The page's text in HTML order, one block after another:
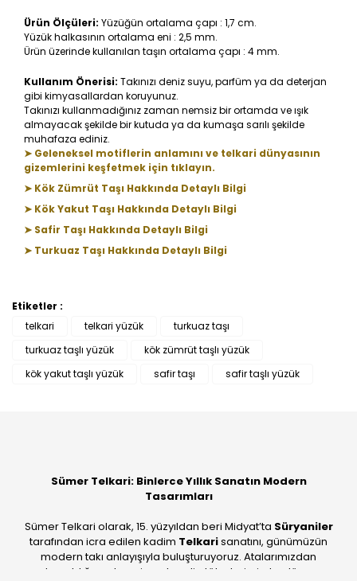
Ürün Ölçüleri: Yüzüğün ortalama çapı : 1,7 cm.
Yüzük halkasının ortalama eni : 2,5 mm.
Ürün üzerinde kullanılan taşın ortalama çapı : 4 mm.
Kullanım Önerisi: Takınızı deniz suyu, parfüm ya da deterjan
gibi kimyasallardan koruyunuz.
Takınızı kullanmadığınız zaman nemsiz bir ortamda ve ışık
almayacak şekilde bir kutuda ya da kumaşa sarılı şekilde
muhafaza ediniz.
➤ Geleneksel motiflerin anlamını ve telkari dünyasının
gizemlerini keşfetmek için tıklayın.
➤ Kök Zümrüt Taşı Hakkında Detaylı Bilgi
➤ Kök Yakut Taşı Hakkında Detaylı Bilgi
➤ Safir Taşı Hakkında Detaylı Bilgi
➤ Turkuaz Taşı Hakkında Detaylı Bilgi
Bu ürüne ilk yorumu siz yapın!
Yorum Yaz
Etiketler :
telkari
telkari yüzük
turkuaz taşı
turkuaz taşlı yüzük
kök zümrüt taşlı yüzük
kök yakut taşlı yüzük
safir taşı safir taşlı yüzük
Sümer Telkari: Binlerce Yıllık Sanatın Modern
Tasarımları
Sümer Telkari olarak, 15. yüzyıldan beri Midyat’ta Süryaniler
tarafından icra edilen kadim Telkarisanatını, günümüzün
modern takı anlayışıyla buluşturuyoruz. Atalarımızdan
devraldığımız bu mirası; kendi atölyelerimizde, dünya